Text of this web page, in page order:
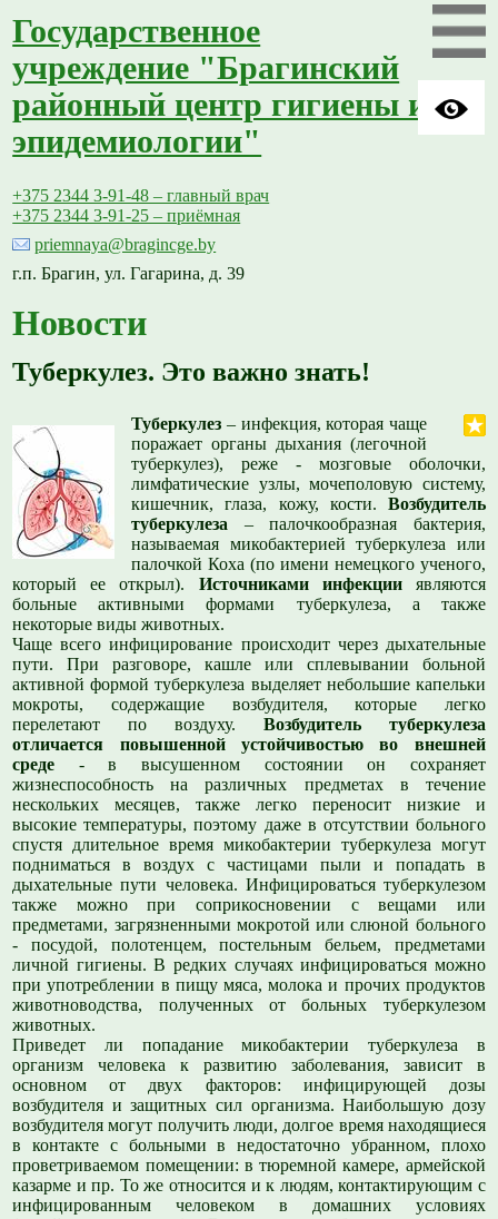
Государственное
учреждение "Брагинский
районный центр гигиены и
эпидемиологии"
+375 2344 3-91-48 – главный врач
+375 2344 3-91-25 – приёмная
priemnaya@bragincge.by
г.п. Брагин, ул. Гагарина, д. 39
Новости
Туберкулез. Это важно знать!
Туберкулез – инфекция, которая чаще
поражает органы дыхания (легочной
туберкулез), реже - мозговые оболочки,
лимфатические узлы, мочеполовую систему,
кишечник, глаза, кожу, кости. Возбудитель
туберкулеза – палочкообразная бактерия,
называемая микобактерией туберкулеза или
палочкой Коха (по имени немецкого ученого,
который ее открыл). Источниками инфекцииявляются
больные активными формами туберкулеза, а также
некоторые виды животных.
Чаще всего инфицирование происходит через дыхательные
пути. При разговоре, кашле или сплевывании больной
активной формой туберкулеза выделяет небольшие капельки
мокроты, содержащие возбудителя, которые легко
перелетают по воздуху. Возбудитель туберкулеза
отличается повышенной устойчивостью во внешней
среде - в высушенном состоянии он сохраняет
жизнеспособность на различных предметах в течение
нескольких месяцев, также легко переносит низкие и
высокие температуры, поэтому даже в отсутствии больного
спустя длительное время микобактерии туберкулеза могут
подниматься в воздух с частицами пыли и попадать в
дыхательные пути человека. Инфицироваться туберкулезом
также можно при соприкосновении с вещами или
предметами, загрязненными мокротой или слюной больного
- посудой, полотенцем, постельным бельем, предметами
личной гигиены. В редких случаях инфицироваться можно
при употреблении в пищу мяса, молока и прочих продуктов
животноводства, полученных от больных туберкулезом
животных.
Приведет ли попадание микобактерии туберкулеза в
организм человека к развитию заболевания, зависит в
основном от двух факторов: инфицирующей дозы
возбудителя и защитных сил организма. Наибольшую дозу
возбудителя могут получить люди, долгое время находящиеся
в контакте с больными в недостаточно убранном, плохо
проветриваемом помещении: в тюремной камере, армейской
казарме и пр. То же относится и к людям, контактирующим с
инфицированным человеком в домашних условиях